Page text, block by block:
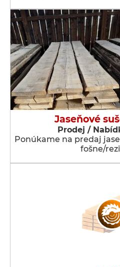
Jaseňové
Prodej /
Ponúkame na predaj
fošne/